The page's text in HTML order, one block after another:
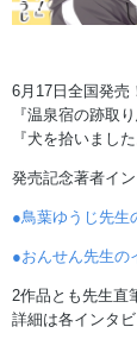
6月17日全国発売
『温泉宿の跡取
『犬を拾いまし
発売記念著者イ
●鳥葉ゆうじ先生
●おんせん先生の
2作品とも先生直
詳細は各インタ